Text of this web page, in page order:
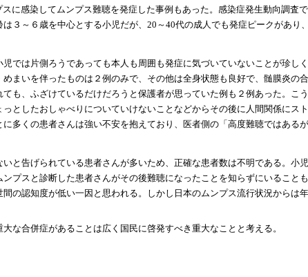
に感染してムンプス難聴を発症した事例もあった。感染症発生動向調査
３～６歳を中心とする小児だが、20～40代の成人でも発症ピークがあり
では片側ろうであっても本人も周囲も発症に気づいていないことが珍し
まいを伴ったものは２例のみで、その他は全身状態も良好で、髄膜炎の
も、ふざけているだけだろうと保護者が思っていた例も２例あった。こ
としたおしゃべりについていけないことなどからその後に人間関係にス
多くの患者さんは強い不安を抱えており、医者側の「高度難聴ではある
と告げられている患者さんが多いため、正確な患者数は不明である。小
プスと診断した患者さんがその後難聴になったことを知らずにいること
の認知度が低い一因と思われる。しかし日本のムンプス流行状況からは
な合併症があることは広く国民に啓発すべき重大なことと考える。